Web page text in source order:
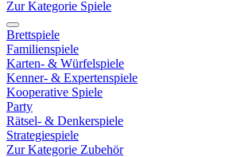
Zur Kategorie Spiele
Brettspiele
Familienspiele
Karten- & Würfelspiele
Kenner- & Expertenspiele
Kooperative Spiele
Party
Rätsel- & Denkerspiele
Strategiespiele
Zur Kategorie Zubehör